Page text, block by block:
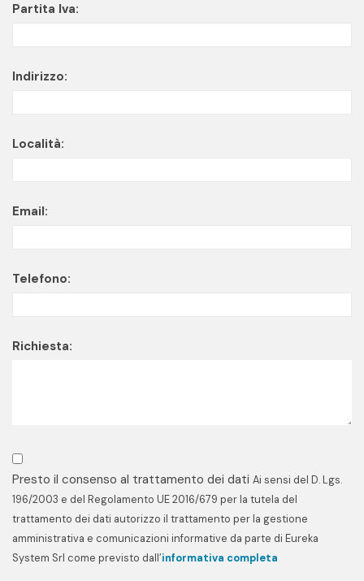
Partita Iva:
Indirizzo:
Località:
Email:
Telefono:
Richiesta:
Presto il consenso al trattamento dei dati Ai sensi del D. Lgs.
196/2003 e del Regolamento UE 2016/679 per la tutela del
trattamento dei dati autorizzo il trattamento per la gestione
amministrativa e comunicazioni informative da parte di Eureka
System Srl come previsto dall’informativa completa